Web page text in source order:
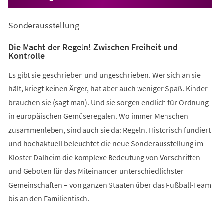
in
neuen
Sonderausstellung
Die Macht der Regeln! Zwischen Freiheit und
Kontrolle
Es gibt sie geschrieben und ungeschrieben. Wer sich an sie
hält, kriegt keinen Ärger, hat aber auch weniger Spaß. Kinder
brauchen sie (sagt man). Und sie sorgen endlich für Ordnung
in europäischen Gemüseregalen. Wo immer Menschen
zusammenleben, sind auch sie da: Regeln. Historisch fundiert
und hochaktuell beleuchtet die neue Sonderausstellung im
Kloster Dalheim die komplexe Bedeutung von Vorschriften
und Geboten für das Miteinander unterschiedlichster
Gemeinschaften – von ganzen Staaten über das Fußball-Team
bis an den Familientisch.